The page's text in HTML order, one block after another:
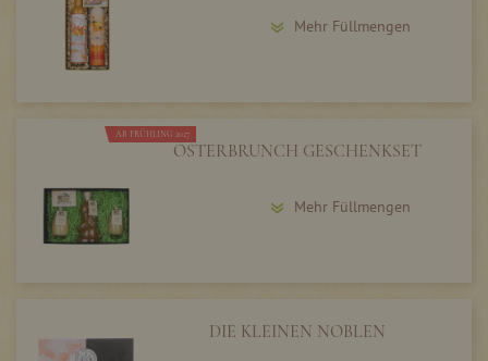
Mehr Füllmengen
AB FRÜHLING 2027
OSTERBRUNCH GESCHENKSET
Mehr Füllmengen
DIE KLEINEN NOBLEN